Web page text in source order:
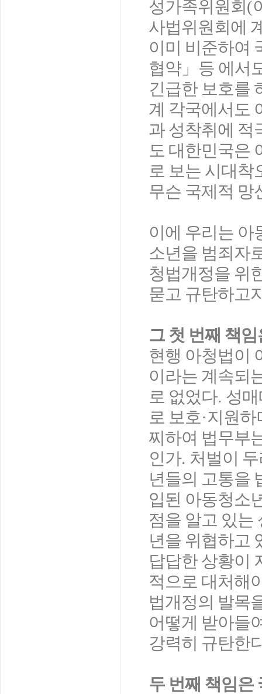
성가족위원회 (
사법위원회에
이미 비준하여
협약」 등 에서
긴급한 보호를
계 각국에서도
과 성착취에 적
도 대한민국은
로 보는 시대착
무슨 국제적 망
이에 우리는 아
소년을 범죄자
청법개정을 위
묻고 규탄하고
그 첫 번째 책
현행 아청법이
이라는 계속되
로 없었다. 성
로 보호·지원하
찌하여 법무부
인가. 처벌이
년들의 고통을
입된 아동청소
점을 알고 있는
년을 위협하고
답답한 상황이
적으로 대처해
법개정의 발목
어떻게 받아들
강력히 규탄한
두 번째 책임은